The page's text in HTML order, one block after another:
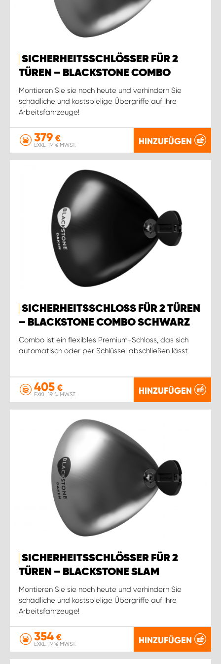
SICHERHEITSSCHLÖSSER FÜR 2
TÜREN – BLACKSTONE COMBO
Montieren Sie sie noch heute und verhindern Sie
schädliche und kostspielige Übergriffe auf Ihre
Arbeitsfahrzeuge!
379 €
EXKL. 19 % MWST. HINZUFÜGEN
SICHERHEITSSCHLOSS FÜR 2 TÜREN
– BLACKSTONE COMBO SCHWARZ
Combo ist ein flexibles Premium-Schloss, das sich
automatisch oder per Schlüssel abschließen lässt.
405 €
EXKL. 19 % MWST. HINZUFÜGEN
SICHERHEITSSCHLÖSSER FÜR 2
TÜREN – BLACKSTONE SLAM
Montieren Sie sie noch heute und verhindern Sie
schädliche und kostspielige Übergriffe auf Ihre
Arbeitsfahrzeuge!
354 €
EXKL. 19 % MWST. HINZUFÜGEN
WORK SYSTEM STUTTGART